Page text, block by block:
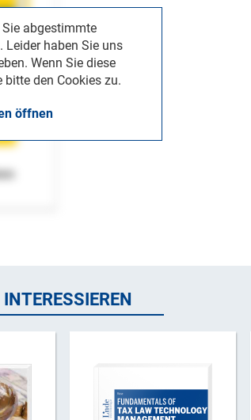
abgestimmte
Leider haben Sie uns
Wenn Sie diese
den Cookies zu.
öffnen